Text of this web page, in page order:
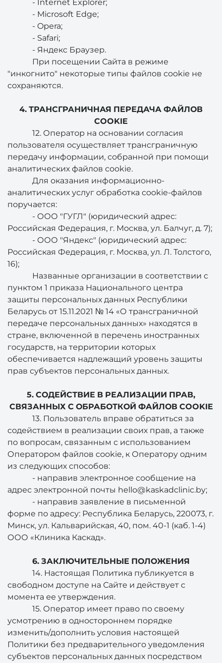
- Internet Explorer;
- Microsoft Edge;
- Opera;
- Safari;
- Яндекс Браузер.
При посещении Сайта в режиме
"инкогнито" некоторые типы файлов cookie не
сохраняются.
4. ТРАНСГРАНИЧНАЯ ПЕРЕДАЧА ФАЙЛОВ
COOKIE
12. Оператор на основании согласия
пользователя осуществляет трансграничную
передачу информации, собранной при помощи
аналитических файлов cookie.
Для оказания информационно-
аналитических услуг обработка cookie-файлов
поручается:
- ООО "ГУГЛ" (юридический адрес:
Российская Федерация, г. Москва, ул. Балчуг, д. 7);
- ООО "Яндекс" (юридический адрес:
Российская Федерация, г. Москва, ул. Л. Толстого,
16);
Названные организации в соответствии с
пунктом 1 приказа Национального центра
защиты персональных данных Республики
Беларусь от 15.11.2021 № 14 «О трансграничной
передаче персональных данных» находятся в
стране, включенной в перечень иностранных
государств, на территории которых
обеспечивается надлежащий уровень защиты
прав субъектов персональных данных.
5. СОДЕЙСТВИЕ В РЕАЛИЗАЦИИ ПРАВ,
СВЯЗАННЫХ С ОБРАБОТКОЙ ФАЙЛОВ COOKIE
13. Пользователь вправе обратиться за
содействием в реализации своих прав, а также
по вопросам, связанным с использованием
Оператором файлов cookie, к Оператору одним
из следующих способов:
- направив электронное сообщение на
адрес электронной почты hello@kaskadclinic.by;
- направив заявление в письменной
форме по адресу: Республика Беларусь, 220073, г.
Минск, ул. Кальварийская, 40, пом. 40-1 (каб. 1-4)
ООО «Клиника Каскад».
6. ЗАКЛЮЧИТЕЛЬНЫЕ ПОЛОЖЕНИЯ
14. Настоящая Политика публикуется в
свободном доступе на Сайте и действует с
момента ее утверждения.
15. Оператор имеет право по своему
усмотрению в одностороннем порядке
изменить/дополнить условия настоящей
Политики без предварительного уведомления
субъектов персональных данных посредством